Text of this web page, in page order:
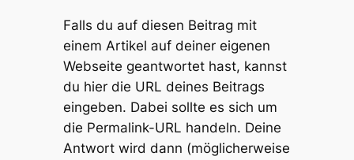
Falls du auf diesen Beitrag mit
einem Artikel auf deiner eigenen
Webseite geantwortet hast, kannst
du hier die URL deines Beitrags
eingeben. Dabei sollte es sich um
die Permalink-URL handeln. Deine
Antwort wird dann (möglicherweise